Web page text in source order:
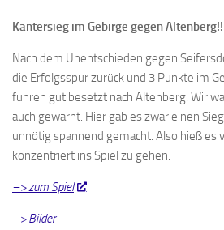
Kantersieg im Gebirge gegen Altenberg!!
Nach dem Unentschieden gegen
die Erfolgsspur zurück und 3 Punkte im
fuhren gut besetzt nach Altenberg. Wir
auch gewarnt. Hier gab es zwar einen
unnötig spannend gemacht. Also hieß es
konzentriert ins Spiel zu gehen.
–> zum Spiel
–> Bilder